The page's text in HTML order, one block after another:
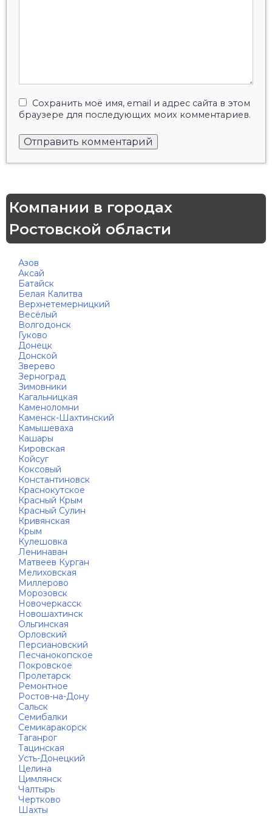
Сохранить моё имя, email и адрес сайта в этом
браузере для последующих моих комментариев.
Компании в городах
Ростовской области
Азов
Аксай
Батайск
Белая Калитва
Верхнетемерницкий
Весёлый
Волгодонск
Гуково
Донецк
Донской
Зверево
Зерноград
Зимовники
Кагальницкая
Каменоломни
Каменск-Шахтинский
Камышеваха
Кашары
Кировская
Койсуг
Коксовый
Константиновск
Краснокутское
Красный Крым
Красный Сулин
Кривянская
Крым
Кулешовка
Ленинаван
Матвеев Курган
Мелиховская
Миллерово
Морозовск
Новочеркасск
Новошахтинск
Ольгинская
Орловский
Персиановский
Песчанокопское
Покровское
Пролетарск
Ремонтное
Ростов-на-Дону
Сальск
Семибалки
Семикаракорск
Таганрог
Тацинская
Усть-Донецкий
Целина
Цимлянск
Чалтырь
Чертково
Шахты